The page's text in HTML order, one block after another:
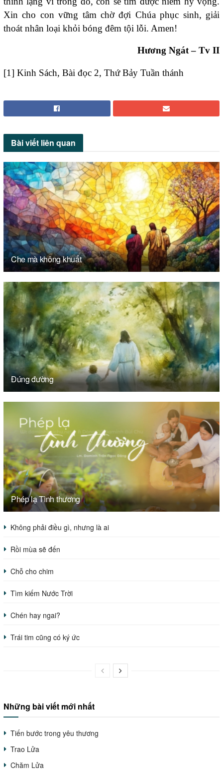
Xin cho con vững tâm chờ đợi Chúa phục sinh, giải
thoát nhân loại khỏi bóng đêm tội lỗi. Amen!
Hương Ngát – Tv II
[1] Kinh Sách, Bài đọc 2, Thứ Bảy Tuần thánh
Bài viết liên quan
Che mà không khuất
Đúng đường
Phép lạ Tình thương
Không phải điều gì, nhưng là ai
Rồi mùa sẽ đến
Chỗ cho chim
Tìm kiếm Nước Trời
Chén hay ngai?
Trái tim cũng có ký ức
Những bài viết mới nhất
Tiến bước trong yêu thương
Trao Lửa
Chăm Lửa